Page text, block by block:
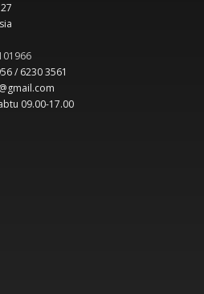
/ 6230 3561
09.00-17.00